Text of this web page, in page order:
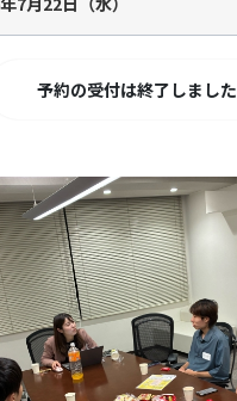
予約の受付は終了しました